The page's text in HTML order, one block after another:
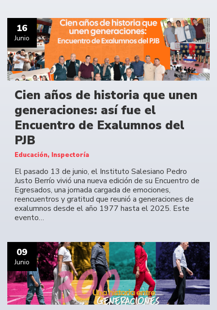
16
Junio
Cien años de historia que unen
generaciones: así fue el
Encuentro de Exalumnos del
PJB
Educación, Inspectoría
El pasado 13 de junio, el Instituto Salesiano Pedro
Justo Berrío vivió una nueva edición de su Encuentro de
Egresados, una jornada cargada de emociones,
reencuentros y gratitud que reunió a generaciones de
exalumnos desde el año 1977 hasta el 2025. Este
evento…
09
Junio